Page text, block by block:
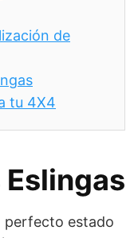
de
tu 4X4
perfecto estado